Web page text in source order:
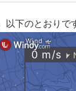
下のとおりで